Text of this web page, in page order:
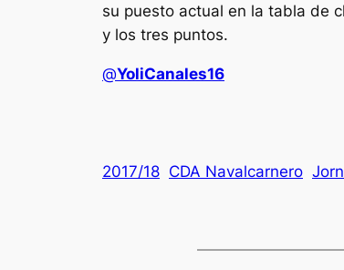
su puesto actual en la tabla de
y los tres puntos.
@YoliCanales16
2017/18 CDA Navalcarnero